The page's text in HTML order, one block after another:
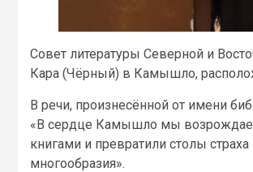
Совет литературы Северной и
Кара (Чёрный) в Камышло,
В речи, произнесённой от имени
«В сердце Камышло мы
книгами и превратили столы
многообразия».